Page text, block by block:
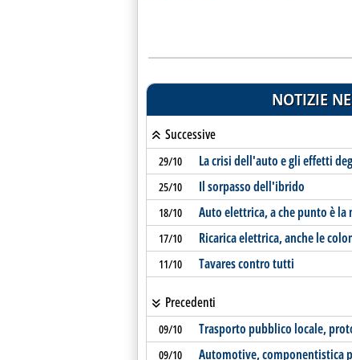
NOTIZIE
Successive
29/10 La crisi dell'auto e gli effetti
25/10 Il sorpasso dell'ibrido
18/10 Auto elettrica, a che punto è la
17/10 Ricarica elettrica, anche le
11/10 Tavares contro tutti
Precedenti
09/10 Trasporto pubblico locale,
09/10 Automotive, componentistica